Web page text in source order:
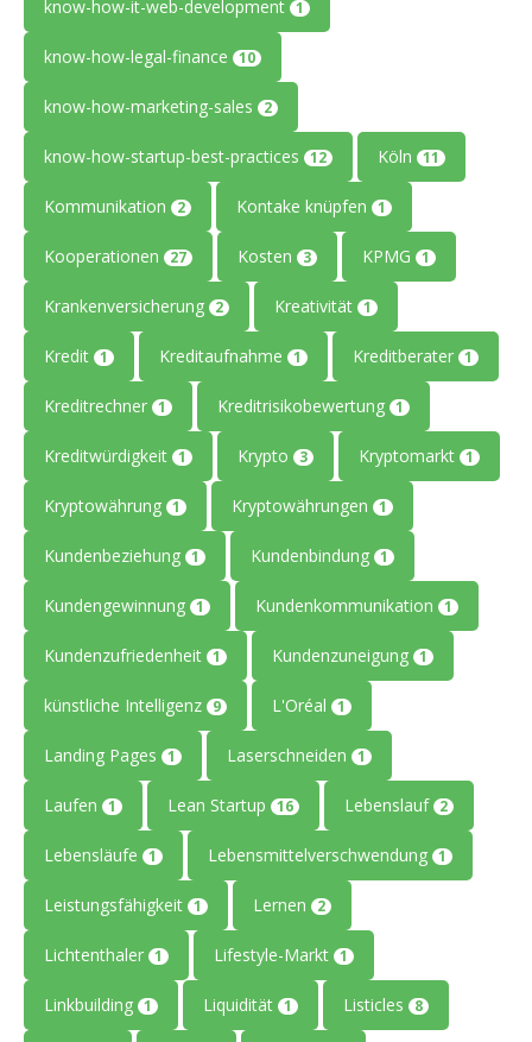
know-how-it-web-development 1
know-how-legal-finance 10
know-how-marketing-sales 2
know-how-startup-best-practices 12 Köln 11
Kommunikation 2 Kontake knüpfen 1
Kooperationen 27 Kosten 3 KPMG 1
Krankenversicherung 2 Kreativität 1
Kredit 1 Kreditaufnahme 1 Kreditberater 1
Kreditrechner 1 Kreditrisikobewertung 1
Kreditwürdigkeit 1 Krypto 3 Kryptomarkt 1
Kryptowährung 1 Kryptowährungen 1
Kundenbeziehung 1 Kundenbindung 1
Kundengewinnung 1 Kundenkommunikation 1
Kundenzufriedenheit 1 Kundenzuneigung 1
künstliche Intelligenz 9 L'Oréal 1
Landing Pages 1 Laserschneiden 1
Laufen 1 Lean Startup 16 Lebenslauf 2
Lebensläufe 1 Lebensmittelverschwendung 1
Leistungsfähigkeit 1 Lernen 2
Lichtenthaler 1 Lifestyle-Markt 1
Linkbuilding 1 Liquidität 1 Listicles 8